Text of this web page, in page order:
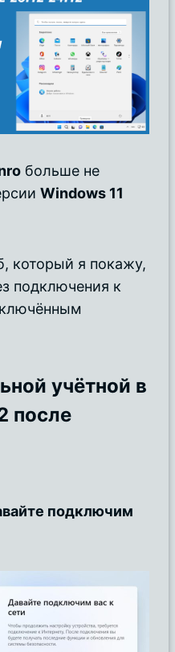
больше не
Windows 11
который я покажу,
подключения к
учётной в
после
подключим